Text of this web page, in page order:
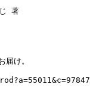
著
け。